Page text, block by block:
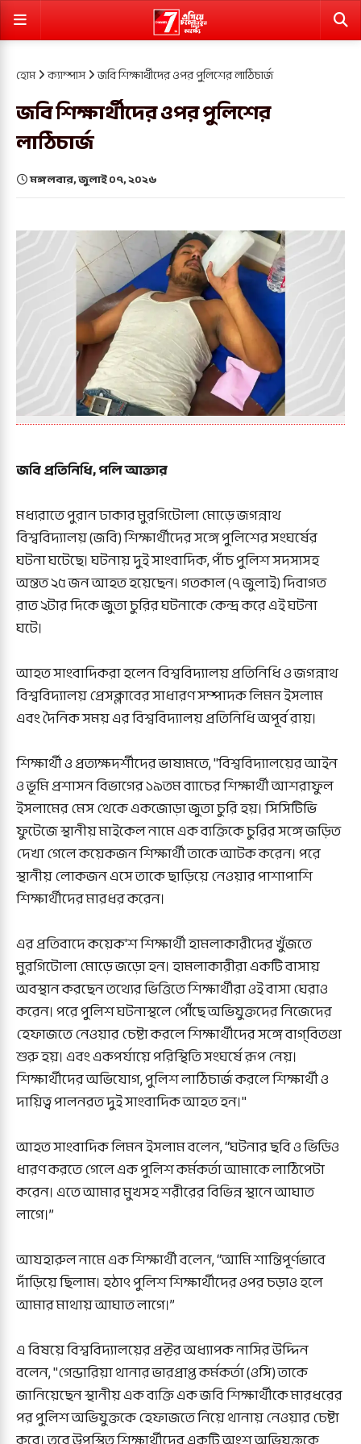
হোম ক্যাম্পাস জবি শিক্ষার্থীদের ওপর পুলিশের লাঠিচার্জ
জবি শিক্ষার্থীদের ওপর পুলিশের
লাঠিচার্জ
মঙ্গলবার, জুলাই ০৭, ২০২৬
জবি প্রতিনিধি, পলি আক্তার
মধ্যরাতে পুরান ঢাকার মুরগিটোলা মোড়ে জগন্নাথ
বিশ্ববিদ্যালয় (জবি) শিক্ষার্থীদের সঙ্গে পুলিশের সংঘর্ষের
ঘটনা ঘটেছে। ঘটনায় দুই সাংবাদিক, পাঁচ পুলিশ সদস্যসহ
অন্তত ২৫ জন আহত হয়েছেন। গতকাল (৭ জুলাই) দিবাগত
রাত ২টার দিকে জুতা চুরির ঘটনাকে কেন্দ্র করে এই ঘটনা
ঘটে।
আহত সাংবাদিকরা হলেন বিশ্ববিদ্যালয় প্রতিনিধি ও জগন্নাথ
বিশ্ববিদ্যালয় প্রেসক্লাবের সাধারণ সম্পাদক লিমন ইসলাম
এবং দৈনিক সময় এর বিশ্ববিদ্যালয় প্রতিনিধি অপূর্ব রায়।
শিক্ষার্থী ও প্রত্যক্ষদর্শীদের ভাষ্যমতে, "বিশ্ববিদ্যালয়ের আইন
ও ভূমি প্রশাসন বিভাগের ১৯তম ব্যাচের শিক্ষার্থী আশরাফুল
ইসলামের মেস থেকে একজোড়া জুতা চুরি হয়। সিসিটিভি
ফুটেজে স্থানীয় মাইকেল নামে এক ব্যক্তিকে চুরির সঙ্গে জড়িত
দেখা গেলে কয়েকজন শিক্ষার্থী তাকে আটক করেন। পরে
স্থানীয় লোকজন এসে তাকে ছাড়িয়ে নেওয়ার পাশাপাশি
শিক্ষার্থীদের মারধর করেন।
এর প্রতিবাদে কয়েক'শ শিক্ষার্থী হামলাকারীদের খুঁজতে
মুরগিটোলা মোড়ে জড়ো হন। হামলাকারীরা একটি বাসায়
অবস্থান করছেন তথ্যের ভিত্তিতে শিক্ষার্থীরা ওই বাসা ঘেরাও
করেন। পরে পুলিশ ঘটনাস্থলে পৌঁছে অভিযুক্তদের নিজেদের
হেফাজতে নেওয়ার চেষ্টা করলে শিক্ষার্থীদের সঙ্গে বাগ্‌বিতণ্ডা
শুরু হয়। এবং একপর্যায়ে পরিস্থিতি সংঘর্ষে রূপ নেয়।
শিক্ষার্থীদের অভিযোগ, পুলিশ লাঠিচার্জ করলে শিক্ষার্থী ও
দায়িত্ব পালনরত দুই সাংবাদিক আহত হন।"
আহত সাংবাদিক লিমন ইসলাম বলেন, “ঘটনার ছবি ও ভিডিও
ধারণ করতে গেলে এক পুলিশ কর্মকর্তা আমাকে লাঠিপেটা
করেন। এতে আমার মুখসহ শরীরের বিভিন্ন স্থানে আঘাত
লাগে।”
আযহারুল নামে এক শিক্ষার্থী বলেন, “আমি শান্তিপূর্ণভাবে
দাঁড়িয়ে ছিলাম। হঠাৎ পুলিশ শিক্ষার্থীদের ওপর চড়াও হলে
আমার মাথায় আঘাত লাগে।”
এ বিষয়ে বিশ্ববিদ্যালয়ের প্রক্টর অধ্যাপক নাসির উদ্দিন
বলেন, "গেন্ডারিয়া থানার ভারপ্রাপ্ত কর্মকর্তা (ওসি) তাকে
জানিয়েছেন স্থানীয় এক ব্যক্তি এক জবি শিক্ষার্থীকে মারধরের
পর পুলিশ অভিযুক্তকে হেফাজতে নিয়ে থানায় নেওয়ার চেষ্টা